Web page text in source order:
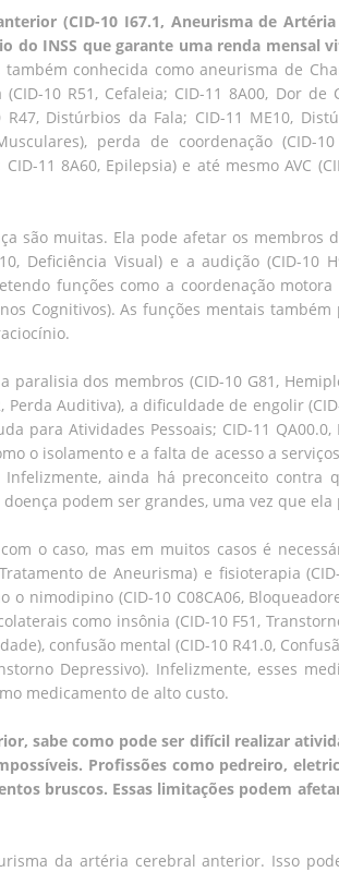
(CID-10 I67.1, Aneurisma de
do INSS que garante uma renda
também conhecida como aneurisma de
10 R51, Cefaleia; CID-11 8A00, Dor de
Distúrbios da Fala; CID-11 ME10,
perda de coordenação (CID-
11 8A60, Epilepsia) e até mesmo AVC
são muitas. Ela pode afetar os membros
Deficiência Visual) e a audição (CID-
funções como a coordenação
Cognitivos). As funções mentais
paralisia dos membros (CID-10 G81,
Perda Auditiva), a dificuldade de engolir
para Atividades Pessoais; CID-11
o isolamento e a falta de acesso a
ainda há preconceito
podem ser grandes, uma vez que
o caso, mas em muitos casos é
de Aneurisma) e fisioterapia
nimodipino (CID-10 C08CA06,
como insônia (CID-10 F51,
confusão mental (CID-10 R41.0,
Depressivo). Infelizmente, esses
medicamento de alto custo.
sabe como pode ser difícil realizar
Profissões como pedreiro,
bruscos. Essas limitações podem
da artéria cerebral anterior. Isso